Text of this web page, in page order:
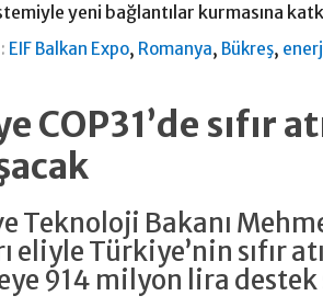
yeni bağlantılar kurmasına
EIF Balkan Expo, Romanya, Bükreş,
COP31’de sıfır
Teknoloji Bakanı
eliyle Türkiye’nin sıfır
914 milyon lira destek